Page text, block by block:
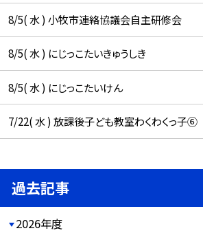
8/5( 水 ) 小牧市連絡協議会自主研修会
8/5( 水 ) にじっこたいきゅうしき
8/5( 水 ) にじっこたいけん
7/22( 水 ) 放課後子ども教室わくわくっ子⑥
過去記事
2026年度